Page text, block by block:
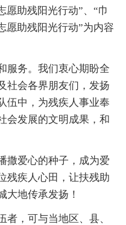
愿助残阳光行动”、“巾
愿助残阳光行动”为内容
务。我们衷心期盼全
社会各界朋友们，发扬
伍中，为残疾人事业奉
会发展的文明成果，和
爱心的种子，成为爱
残疾人心田，让扶残助
大地传承发扬！
，可与当地区、县、